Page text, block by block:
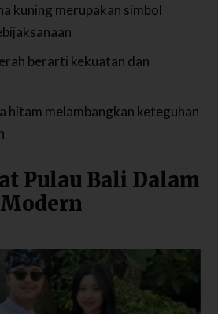
kuning merupakan simbol
berarti kekuatan dan
hitam melambangkan keteguhan
Pulau Bali Dalam